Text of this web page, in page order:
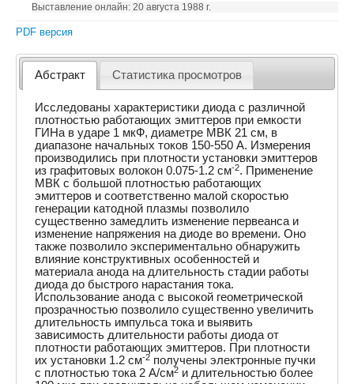
Выставление онлайн: 20 августа 1988 г.
PDF версия
Абстракт Статистика просмотров
Исследованы характеристики диода с различной
плотностью работающих эмиттеров при емкости
ГИНа в ударе 1 мкФ, диаметре МВК 21 см, в
диапазоне начальных токов 150-550 А. Измерения
производились при плотности установки эмиттеров
из графитовых волокон 0.075-1.2 см-2. Применение
МВК с большой плотностью работающих
эмиттеров и соответственно малой скоростью
генерации катодной плазмы позволило
существенно замедлить изменение первеанса и
изменение напряжения на диоде во времени. Оно
также позволило экспериментально обнаружить
влияние конструктивных особенностей и
материала анода на длительность стадии работы
диода до быстрого нарастания тока.
Использование анода с высокой геометрической
прозрачностью позволило существенно увеличить
длительность импульса тока и выявить
зависимость длительности работы диода от
плотности работающих эмиттеров. При плотности
их установки 1.2 см-2 получены электронные пучки
с плотностью тока 2 А/см2 и длительностью более